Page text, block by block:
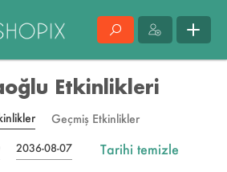
Etkinlikleri
Geçmiş Etkinlikler
2036-08-07 Tarihi temizle